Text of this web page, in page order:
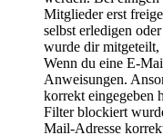
Mitglieder erst
selbst erledigen
wurde dir
Wenn du eine E-
Anweisungen.
korrekt eingegeben
Filter blockiert
Mail-Adresse